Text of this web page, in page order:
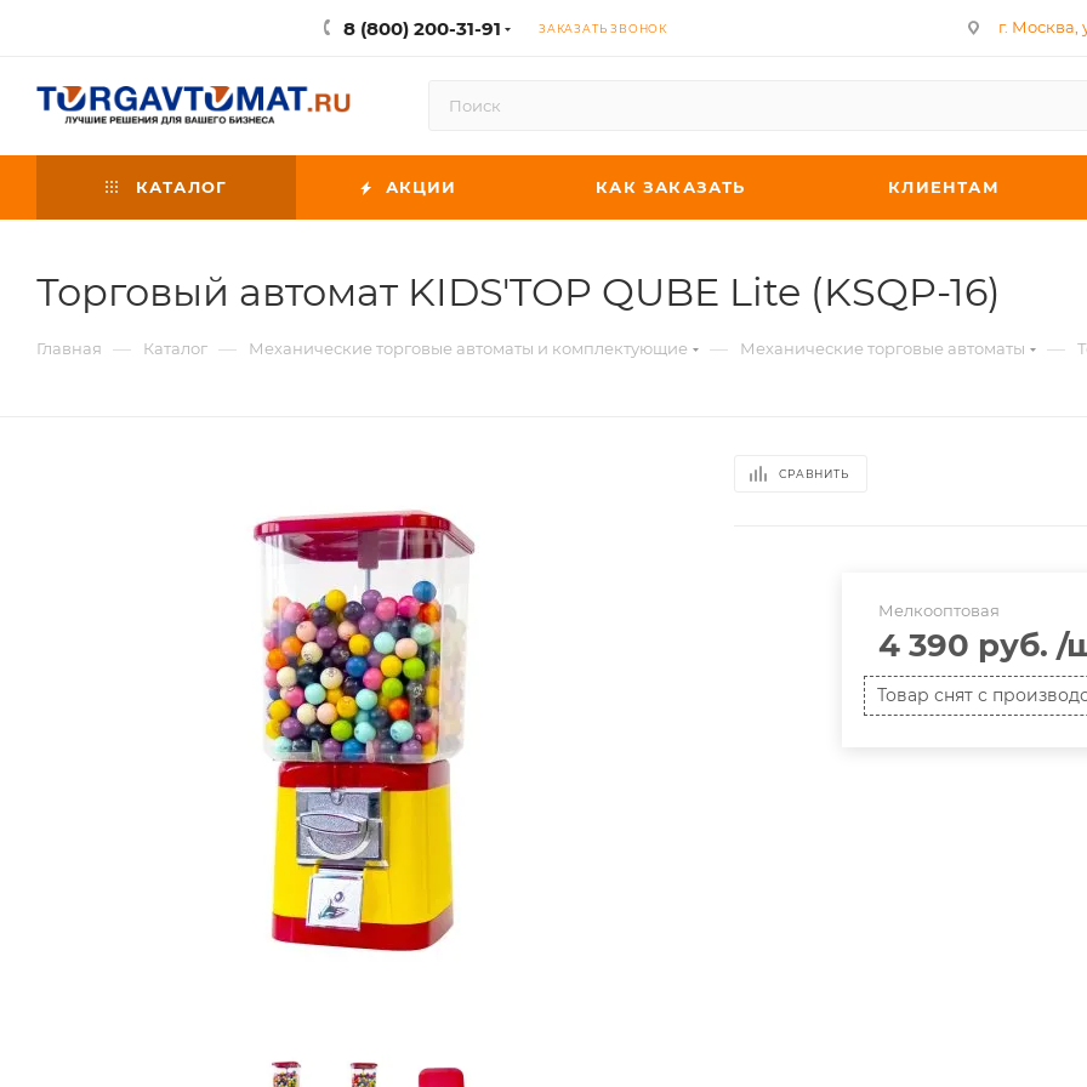
8 (800) 200-31-91 ЗАКАЗАТЬ ЗВОНОК г. Москва,
КАТАЛОГ АКЦИИ КАК ЗАКАЗАТЬ КЛИЕНТАМ
Торговый автомат KIDS'TOP QUBE Lite (KSQP-16)
Главная — Каталог — Механические торговые автоматы и комплектующие — Механические торговые автоматы —
СРАВНИТЬ
Мелкооптовая
4 390 руб. /
Товар снят с